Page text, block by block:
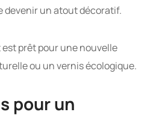
devenir un atout décoratif.
prêt pour une nouvelle
ou un vernis écologique.
pour un